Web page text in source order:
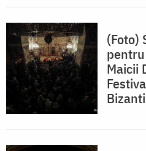
(Foto)
Maicii